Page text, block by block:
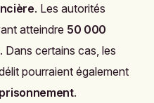
. Les autorités
atteindre 50 000
Dans certains cas, les
pourraient également
.